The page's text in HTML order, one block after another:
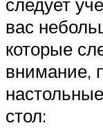
вас
которые
внимание,
стол: